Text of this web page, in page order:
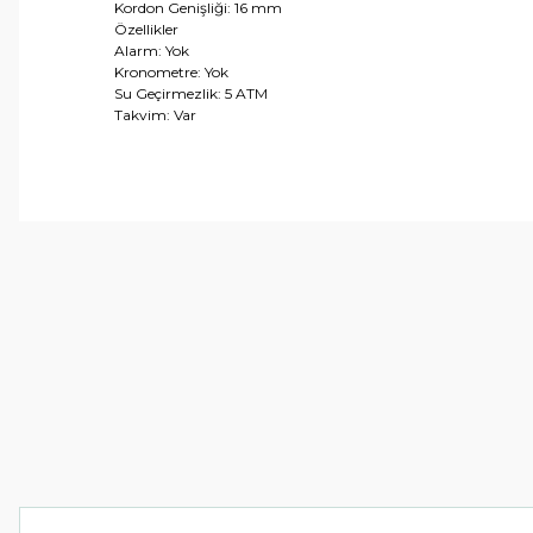
Kordon Genişliği: 16 mm
Özellikler
Alarm: Yok
Kronometre: Yok
Su Geçirmezlik: 5 ATM
Takvim: Var